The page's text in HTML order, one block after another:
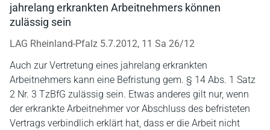
jahrelang erkrankten Arbeitnehmers können
zulässig sein
LAG Rheinland-Pfalz 5.7.2012, 11 Sa 26/12
Auch zur Vertretung eines jahrelang erkrankten
Arbeitnehmers kann eine Befristung gem. § 14 Abs. 1 Satz
2 Nr. 3 TzBfG zulässig sein. Etwas anderes gilt nur, wenn
der erkrankte Arbeitnehmer vor Abschluss des befristeten
Vertrags verbindlich erklärt hat, dass er die Arbeit nicht